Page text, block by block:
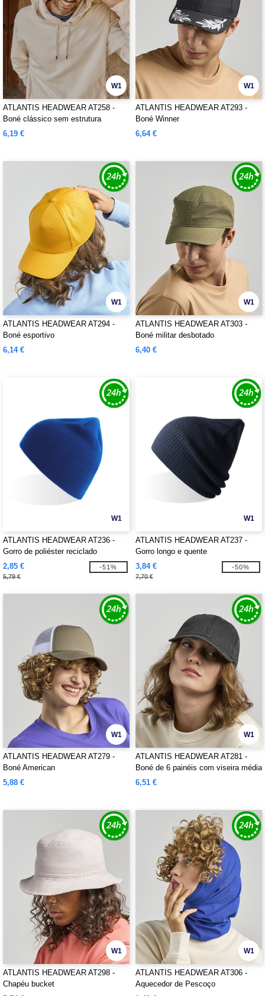
W1
ATLANTIS HEADWEAR AT258 -
Boné clássico sem estrutura
6,19 €
W1
ATLANTIS HEADWEAR AT293 -
Boné Winner
6,64 €
W1
ATLANTIS HEADWEAR AT294 -
Boné esportivo
6,14 €
W1
ATLANTIS HEADWEAR AT303 -
Boné militar desbotado
6,40 €
W1
ATLANTIS HEADWEAR AT236 -
Gorro de poliéster reciclado
2,85 €
5,79 €
-51%
W1
ATLANTIS HEADWEAR AT237 -
Gorro longo e quente
3,84 €
7,70 €
-50%
W1
ATLANTIS HEADWEAR AT279 -
Boné American
5,88 €
W1
ATLANTIS HEADWEAR AT281 -
Boné de 6 painéis com viseira média
lavada
6,51 €
W1
ATLANTIS HEADWEAR AT298 -
Chapéu bucket
W1
ATLANTIS HEADWEAR AT306 -
Aquecedor de Pescoço